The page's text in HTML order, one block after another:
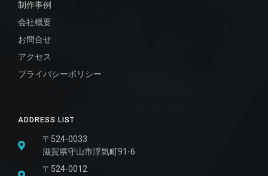
ADDRESS LIST
〒524-0033
滋賀県守山市浮気町91-6
〒524-0012
制作事例
会社概要
お問合せ
アクセス
プライバシーポリシー